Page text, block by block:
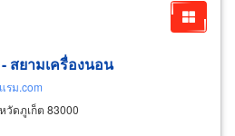
สยามเครื่องนอน
รม.com
วัดภูเก็ต 83000